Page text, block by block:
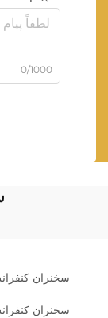
0/1000
سخنران
سخنران